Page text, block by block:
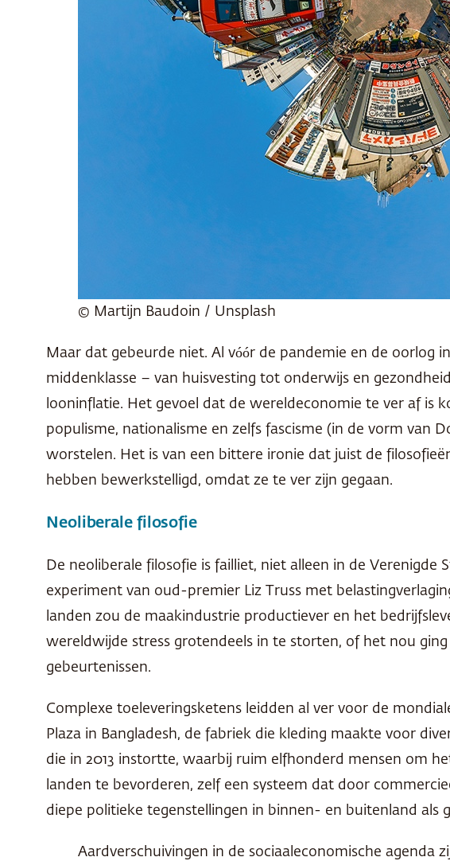
© Martijn Baudoin / Unsplash
Maar dat gebeurde niet. Al vóór de pandemie en de oorlog
middenklasse – van huisvesting tot onderwijs en
looninflatie. Het gevoel dat de wereldeconomie te ver af is
populisme, nationalisme en zelfs fascisme (in de vorm van
worstelen. Het is van een bittere ironie dat juist de
hebben bewerkstelligd, omdat ze te ver zijn gegaan.
Neoliberale filosofie
De neoliberale filosofie is failliet, niet alleen in de
experiment van oud-premier Liz Truss met
landen zou de maakindustrie productiever en het
wereldwijde stress grotendeels in te storten, of het nou
gebeurtenissen.
Complexe toeleveringsketens leidden al ver voor de
Plaza in Bangladesh, de fabriek die kleding maakte voor
die in 2013 instortte, waarbij ruim elfhonderd mensen om
landen te bevorderen, zelf een systeem dat door
diepe politieke tegenstellingen in binnen- en buitenland als
Aardverschuivingen in de sociaaleconomische agenda